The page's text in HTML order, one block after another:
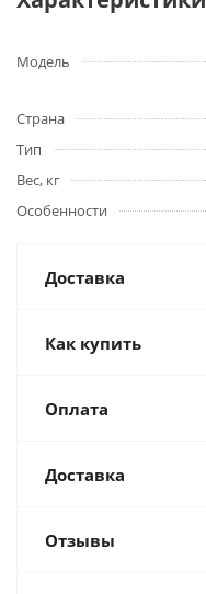
Модель
Страна
Тип
Вес, кг
Особенности
Доставка
Как купить
Оплата
Доставка
Отзывы